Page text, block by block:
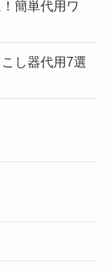
簡単代用ワ
し器代用7選